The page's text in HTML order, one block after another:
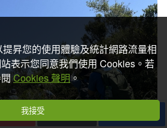
昇您的使用體驗及統計網路流量相
表示您同意我們使用 Cookies。若
閱Cookies 聲明。
我接受